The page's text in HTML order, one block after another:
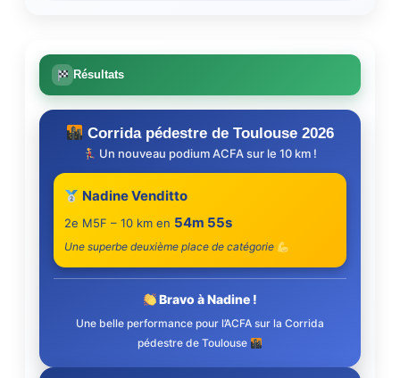
Résultats
Corrida pédestre de Toulouse 2026
Un nouveau podium ACFA sur le 10 km !
Nadine Venditto
2e M5F – 10 km en 54m 55s
Une superbe deuxième place de catégorie
Bravo à Nadine !
Une belle performance pour l’ACFA sur la Corrida
pédestre de Toulouse